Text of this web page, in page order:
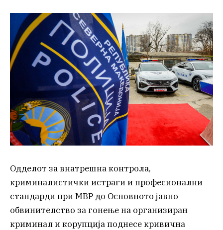
Одделот за внатрешна контрола,
криминалистички истраги и професионални
стандарди при МВР до Основното јавно
обвинителство за гонење на организиран
криминал и корупција поднесе кривична